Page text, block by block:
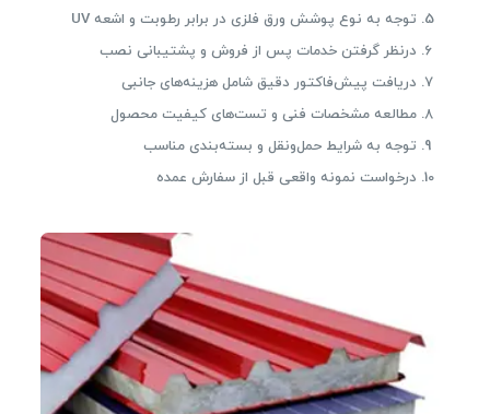
توجه به نوع پوشش ورق فلزی در برابر رطوبت و اشعه UV
درنظر گرفتن خدمات پس از فروش و پشتیبانی نصب
دریافت پیش‌فاکتور دقیق شامل هزینه‌های جانبی
مطالعه مشخصات فنی و تست‌های کیفیت محصول
توجه به شرایط حمل‌ونقل و بسته‌بندی مناسب
درخواست نمونه واقعی قبل از سفارش عمده